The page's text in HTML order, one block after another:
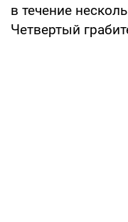
в течение
Четвертый